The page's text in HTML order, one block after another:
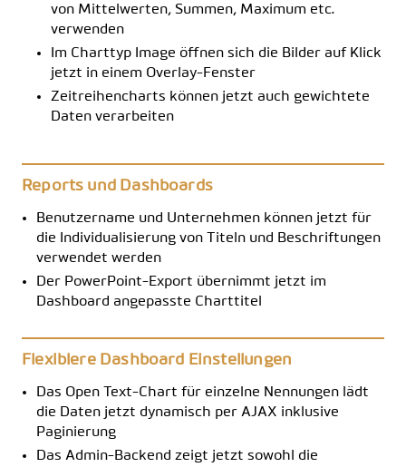
von Mittelwerten, Summen, Maximum etc.
verwenden
Im Charttyp Image öffnen sich die Bilder auf Klick
jetzt in einem Overlay-Fenster
Zeitreihencharts können jetzt auch gewichtete
Daten verarbeiten
Reports und Dashboards
Benutzername und Unternehmen können jetzt für
die Individualisierung von Titeln und Beschriftungen
verwendet werden
Der PowerPoint-Export übernimmt jetzt im
Dashboard angepasste Charttitel
Flexiblere Dashboard Einstellungen
Das Open Text-Chart für einzelne Nennungen lädt
die Daten jetzt dynamisch per AJAX inklusive
Paginierung
Das Admin-Backend zeigt jetzt sowohl die